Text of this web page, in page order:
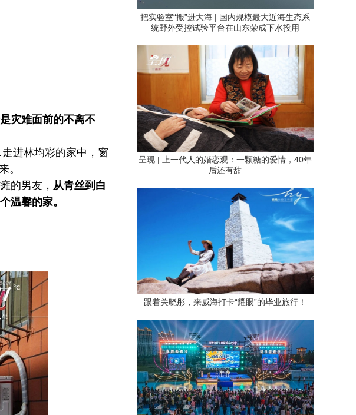
灾难面前的不离不
进林均彩的家中，窗
。
的男友， 从青丝到白
温馨的家。
把实验室“搬”进大海 | 国内规模最大近海生态系
统野外受控试验平台在山东荣成下水投用
呈现 | 上一代人的婚恋观：一颗糖的爱情，40年
后还有甜
跟着关晓彤，来威海打卡“耀眼”的毕业旅行！